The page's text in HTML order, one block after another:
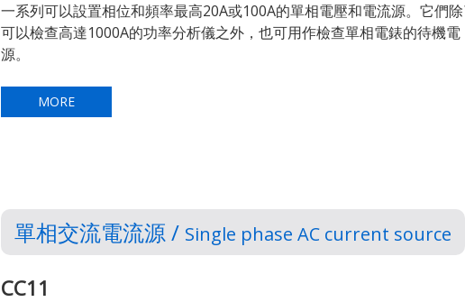
一系列可以設置相位和頻率最高20A或100A的單相電壓和電流源。它們除
可以檢查高達1000A的功率分析儀之外，也可用作檢查單相電錶的待機電
源。
MORE
單相交流電流源 / Single phase AC current source
CC11